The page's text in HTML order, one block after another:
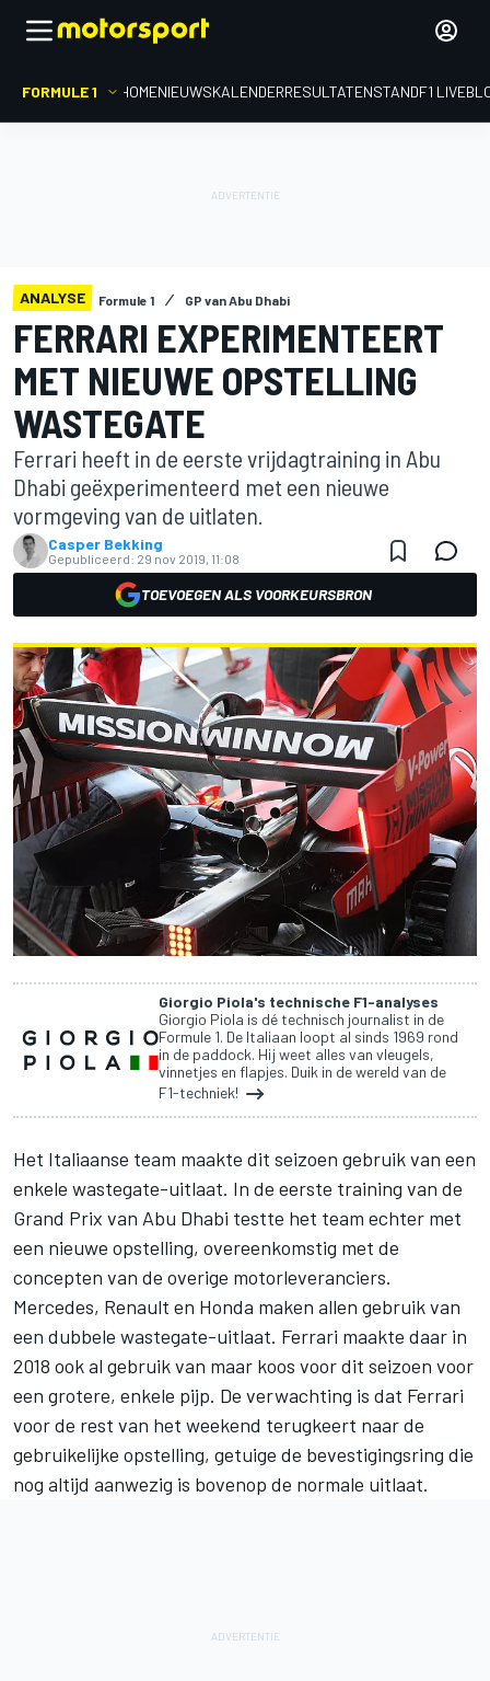
FORMULE 1 HOMENIEUWSKALENDERRESULTATENSTANDF1
ANALYSE Formule 1 GP van Abu Dhabi
FERRARI EXPERIMENTEERT
MET NIEUWE OPSTELLING
WASTEGATE
Ferrari heeft in de eerste vrijdagtraining in Abu
Dhabi geëxperimenteerd met een nieuwe
vormgeving van de uitlaten.
Casper Bekking
Gepubliceerd: 29 nov 2019, 11:08
TOEVOEGEN ALS VOORKEURSBRON
Giorgio Piola's technische F1-analyses
Giorgio Piola is dé technisch journalist in de
Formule 1. De Italiaan loopt al sinds 1969 rond
in de paddock. Hij weet alles van vleugels,
vinnetjes en flapjes. Duik in de wereld van de
F1-techniek!
Het Italiaanse team maakte dit seizoen gebruik van een
enkele wastegate-uitlaat. In de eerste training van de
Grand Prix van Abu Dhabi testte het team echter met
een nieuwe opstelling, overeenkomstig met de
concepten van de overige motorleveranciers.
Mercedes, Renault en Honda maken allen gebruik van
een dubbele wastegate-uitlaat. Ferrari maakte daar in
2018 ook al gebruik van maar koos voor dit seizoen voor
een grotere, enkele pijp. De verwachting is dat Ferrari
voor de rest van het weekend terugkeert naar de
gebruikelijke opstelling, getuige de bevestigingsring die
nog altijd aanwezig is bovenop de normale uitlaat.